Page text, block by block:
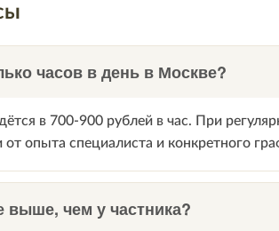
часов в день в Москве?
в 700-900 рублей в час. При
опыта специалиста и конкретного
выше, чем у частника?